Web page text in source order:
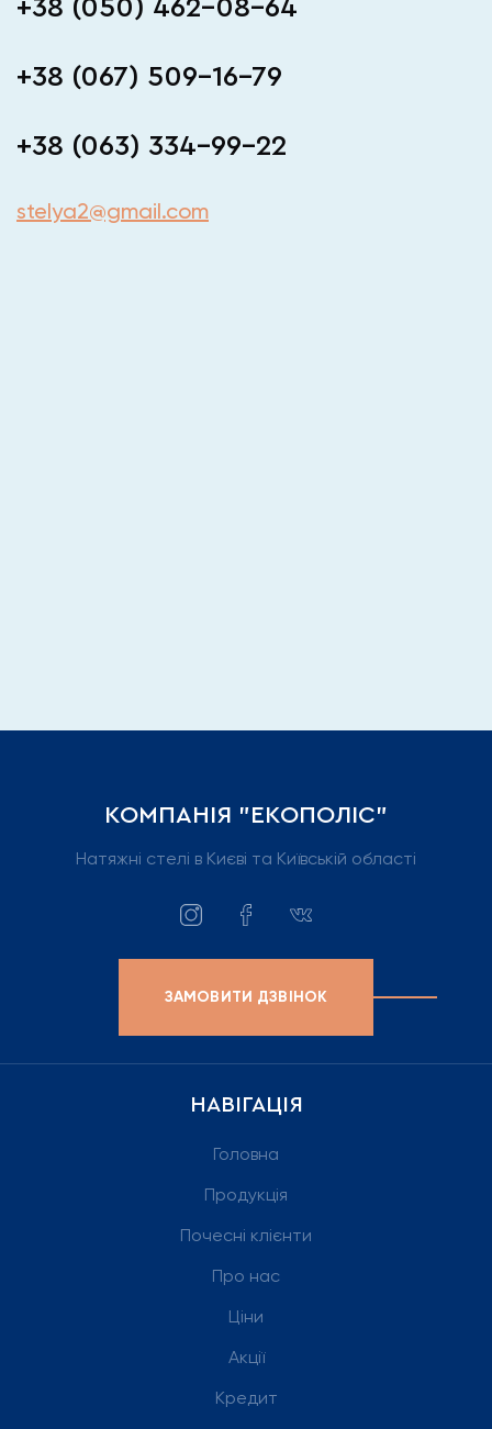
+38 (050) 462-08-64
+38 (067) 509-16-79
+38 (063) 334-99-22
stelya2@gmail.com
КОМПАНІЯ "ЕКОПОЛІС"
Натяжні стелі в Києві та Київській області
ЗАМОВИТИ ДЗВІНОК
НАВІГАЦІЯ
Головна
Продукція
Почесні клієнти
Про нас
Ціни
Акції
Кредит